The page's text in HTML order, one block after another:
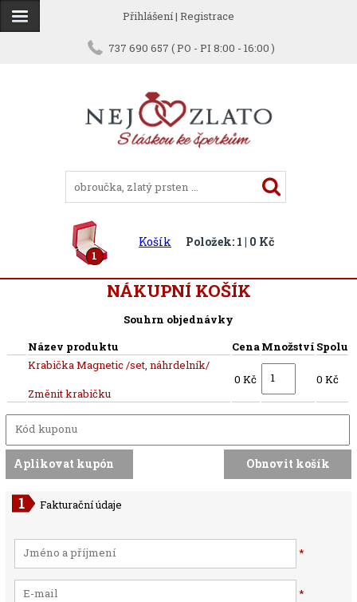
Přihlášení| Registrace
737 690 657 ( PO - PI 8:00 - 16:00 )
1
Košík Položek: 1 | 0 Kč
NÁKUPNÍ KOŠÍK
Souhrn objednávky
Název produktu
CenaMnožství Spolu
Krabička Magnetic /set, náhrdelník/
Změnit krabičku
0 Kč 0 Kč
Fakturační údaje
*
*